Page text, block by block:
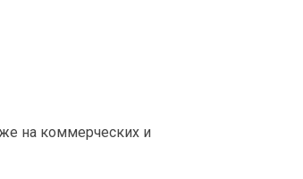
на коммерческих и